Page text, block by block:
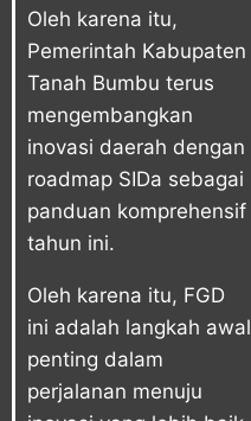
Oleh karena itu,
Pemerintah Kabupaten
Tanah Bumbu terus
mengembangkan
inovasi daerah dengan
roadmap SIDa sebagai
panduan komprehensif
tahun ini.
Oleh karena itu, FGD
ini adalah langkah awal
penting dalam
perjalanan menuju